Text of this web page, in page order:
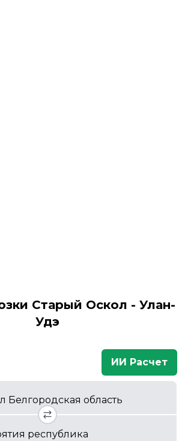
Старый Оскол - Улан-
Удэ
ИИ Расчет